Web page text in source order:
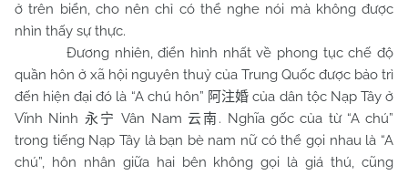
ở trên biển, cho nên chỉ có thể nghe nói mà không được
nhìn thấy sự thực.
Đương nhiên, điển hình nhất về phong tục chế độ
quần hôn ở xã hội nguyên thuỷ của Trung Quốc được bảo trì
đến hiện đại đó là “A chú hôn” 阿注婚 của dân tộc Nạp Tây ở
Vĩnh Ninh 永宁 Vân Nam 云南 . Nghĩa gốc của từ “A chú”
trong tiếng Nạp Tây là bạn bè nam nữ có thể gọi nhau là “A
chú”, hôn nhân giữa hai bên không gọi là giá thú, cũng